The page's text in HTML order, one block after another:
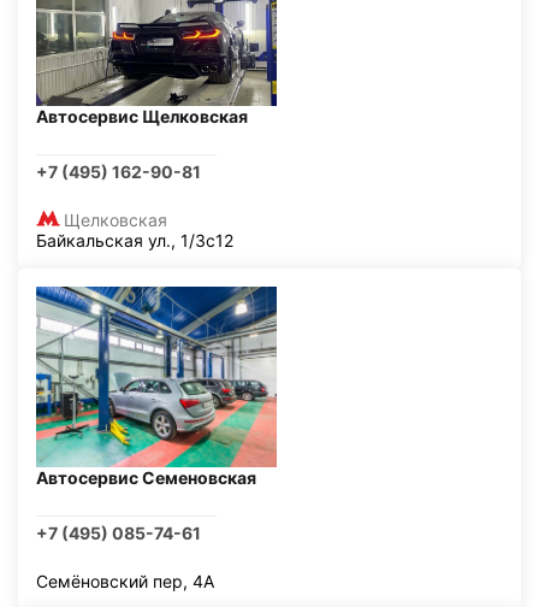
Автосервис Щелковская
+7 (495) 162-90-81
Щелковская
Байкальская ул., 1/3с12
Автосервис Семеновская
+7 (495) 085-74-61
Семёновский пер, 4А